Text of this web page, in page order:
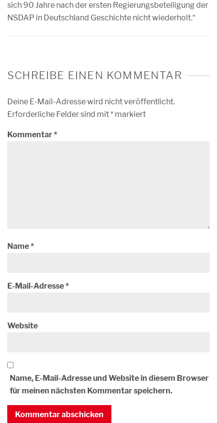
sich 90 Jahre nach der ersten Regierungsbeteiligung der
NSDAP in Deutschland Geschichte nicht wiederholt.“
SCHREIBE EINEN KOMMENTAR
Deine E-Mail-Adresse wird nicht veröffentlicht.
Erforderliche Felder sind mit* markiert
Kommentar*
Name*
E-Mail-Adresse*
Website
Name, E-Mail-Adresse und Website in diesem Browser
für meinen nächsten Kommentar speichern.